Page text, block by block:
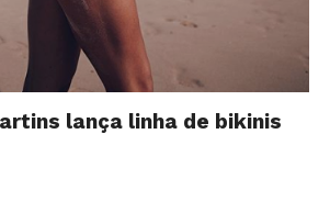
lança linha de bikinis